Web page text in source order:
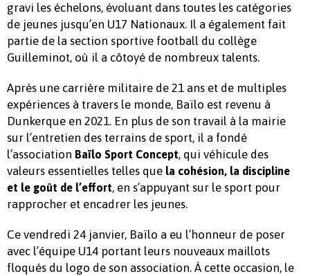
gravi les échelons, évoluant dans toutes les catégories
de jeunes jusqu’en U17 Nationaux. Il a également fait
partie de la section sportive football du collège
Guilleminot, où il a côtoyé de nombreux talents.
Après une carrière militaire de 21 ans et de multiples
expériences à travers le monde, Baïlo est revenu à
Dunkerque en 2021. En plus de son travail à la mairie
sur l’entretien des terrains de sport, il a fondé
l’association Baïlo Sport Concept, qui véhicule des
valeurs essentielles telles que la cohésion, la discipline
et le goût de l’effort, en s’appuyant sur le sport pour
rapprocher et encadrer les jeunes.
Ce vendredi 24 janvier, Baïlo a eu l’honneur de poser
avec l’équipe U14 portant leurs nouveaux maillots
floqués du logo de son association. À cette occasion, le